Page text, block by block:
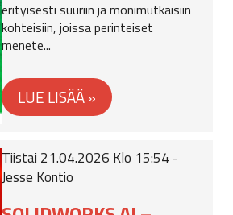
erityisesti suuriin ja monimutkaisiin
kohteisiin, joissa perinteiset
menete...
Tiistai 21.04.2026 Klo 15:54 -
Jesse Kontio